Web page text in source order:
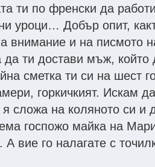
ти по френски да
уроци… Добър опит,
внимание и на писмото
да ти достави мъж,
сметка ти си на шест
горкичкият. Искам
сложа на коляното си и
госпожо майка на
вие го налагате с